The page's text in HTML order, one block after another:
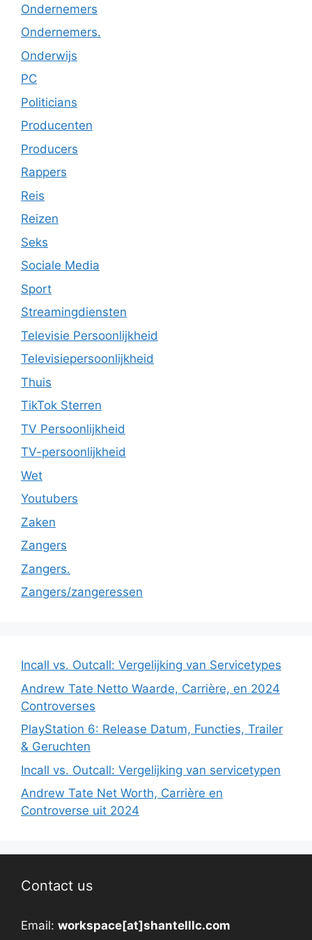
Ondernemers
Ondernemers.
Onderwijs
PC
Politicians
Producenten
Producers
Rappers
Reis
Reizen
Seks
Sociale Media
Sport
Streamingdiensten
Televisie Persoonlijkheid
Televisiepersoonlijkheid
Thuis
TikTok Sterren
TV Persoonlijkheid
TV-persoonlijkheid
Wet
Youtubers
Zaken
Zangers
Zangers.
Zangers/zangeressen
Incall vs. Outcall: Vergelijking van Servicetypes
Andrew Tate Netto Waarde, Carrière, en 2024
Controverses
PlayStation 6: Release Datum, Functies, Trailer
& Geruchten
Incall vs. Outcall: Vergelijking van servicetypen
Andrew Tate Net Worth, Carrière en
Controverse uit 2024
Contact us
Email: workspace[at]shantelllc.com